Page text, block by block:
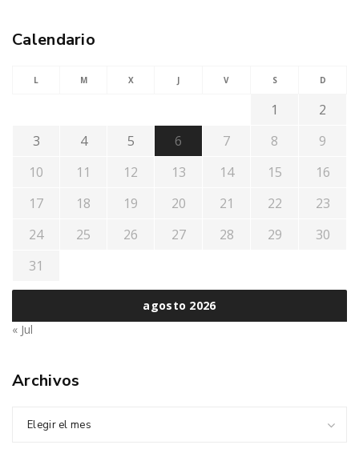
Calendario
agosto 2026
L M X J V S D
1
2
3
4 5 6 7 8
9
10
11 12 13 14 15
16
17
18 19 20 21 22
23
24
25 26 27 28 29
30
31
« Jul
Archivos
Elegir el mes